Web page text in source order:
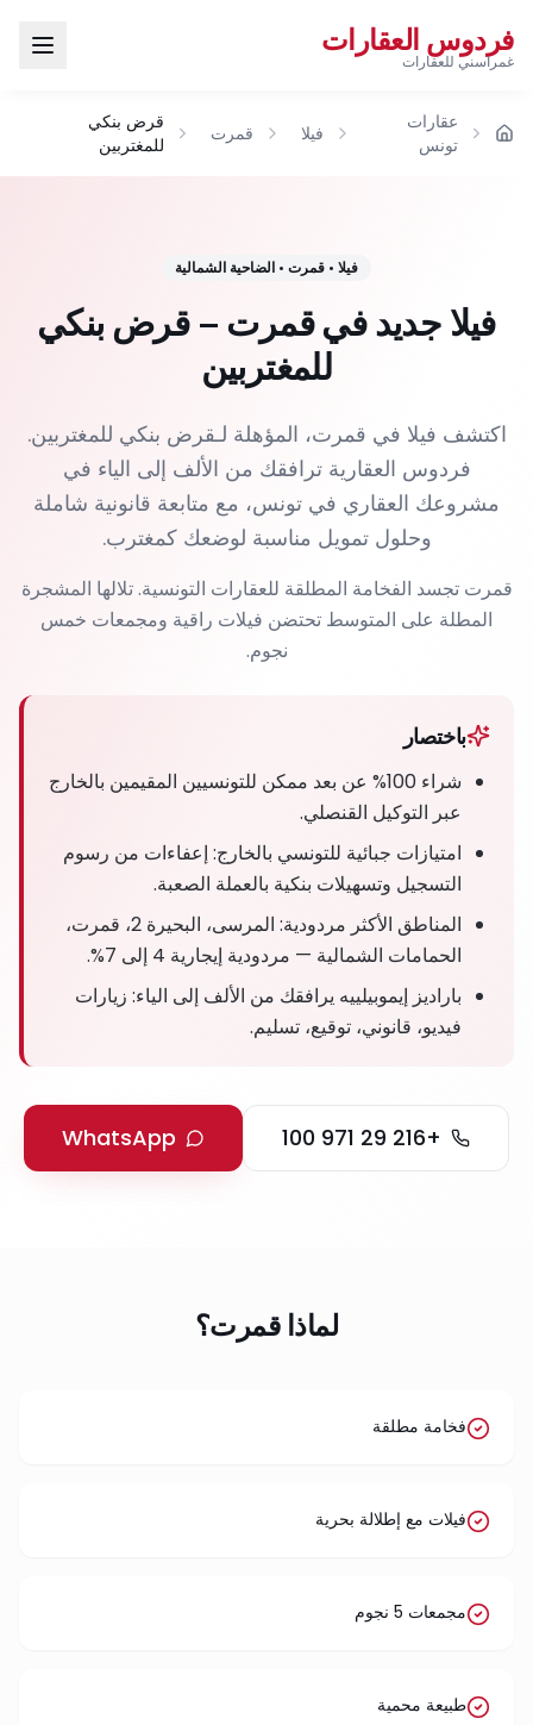
فردوس العقارات
غمراسني للعقارات
الرئيسية
عقارات
تونس
فيلا قمرت
قرض بنكي
للمغتربين
فيلا • قمرت • الضاحية الشمالية
فيلا جديد في قمرت – قرض بنكي
للمغتربين
اكتشف فيلا في قمرت، المؤهلة لـقرض بنكي للمغتربين.
فردوس العقارية ترافقك من الألف إلى الياء في
مشروعك العقاري في تونس، مع متابعة قانونية شاملة
وحلول تمويل مناسبة لوضعك كمغترب.
قمرت تجسد الفخامة المطلقة للعقارات التونسية. تلالها المشجرة
المطلة على المتوسط تحتضن فيلات راقية ومجمعات خمس
نجوم.
باختصار
شراء 100% عن بعد ممكن للتونسيين المقيمين بالخارج
عبر التوكيل القنصلي.
امتيازات جبائية للتونسي بالخارج: إعفاءات من رسوم
التسجيل وتسهيلات بنكية بالعملة الصعبة.
المناطق الأكثر مردودية: المرسى، البحيرة 2، قمرت،
الحمامات الشمالية — مردودية إيجارية 4 إلى 7%.
باراديز إيموبيلييه يرافقك من الألف إلى الياء: زيارات
فيديو، قانوني، توقيع، تسليم.
WhatsApp +216 29 971 100
لماذا قمرت؟
فخامة مطلقة
فيلات مع إطلالة بحرية
مجمعات 5 نجوم
طبيعة محمية